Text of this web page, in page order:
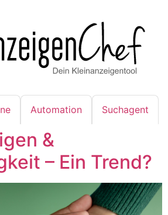
Automation Suchagent
&
– Ein Trend?